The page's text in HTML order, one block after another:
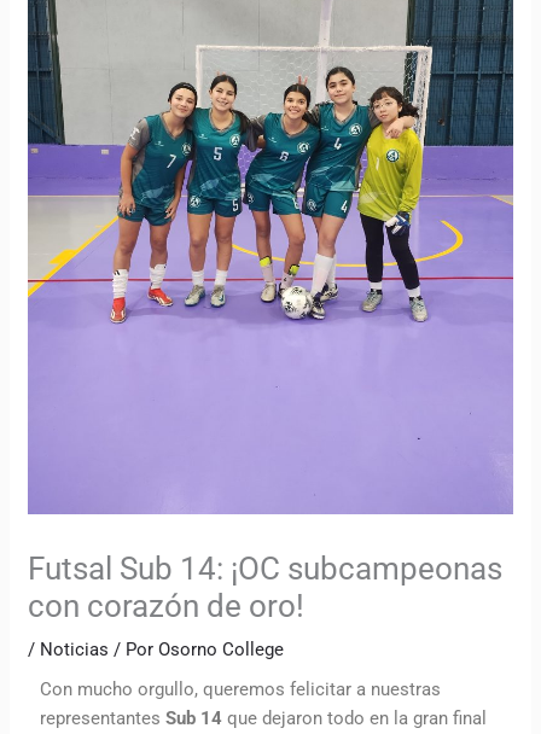
Futsal Sub 14: ¡OC subcampeonas
con corazón de oro!
/ Noticias / PorOsorno College
Con mucho orgullo, queremos felicitar a nuestras
representantesSub 14que dejaron todo en la gran final